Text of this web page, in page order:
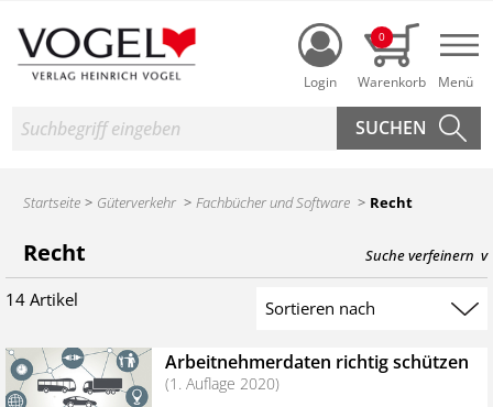
Login
0
Suche
Startseite Güterverkehr Fachbücher und Software Recht
Produktsuche des Heinrich Vogel Shop
Recht Suche verfeinern
14 Artikel Suchergebnis sortieren
Arbeitnehmerdaten richtig schützen
(1. Auflage 2020)